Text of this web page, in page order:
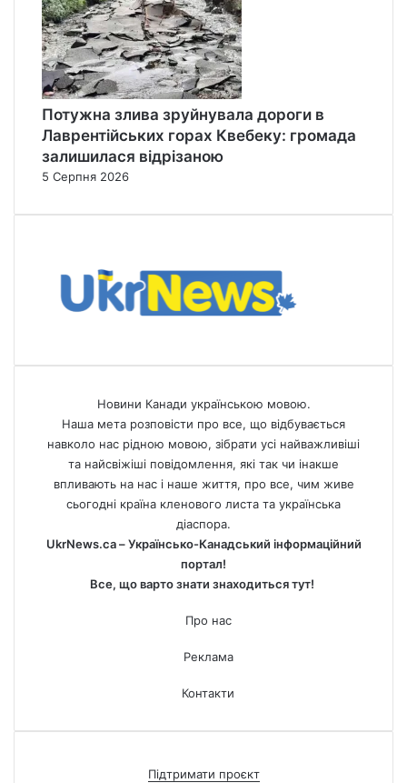
Потужна злива зруйнувала дороги в
Лаврентійських горах Квебеку: громада
залишилася відрізаною
5 Серпня 2026
Новини Канади українською мовою.
Наша мета розповісти про все, що відбувається
навколо нас рідною мовою, зібрати усі найважливіші
та найсвіжіші повідомлення, які так чи інакше
впливають на нас і наше життя, про все, чим живе
сьогодні країна кленового листа та українська
діаспора.
UkrNews.ca – Українсько-Канадський інформаційний
портал!
Все, що варто знати знаходиться тут!
Про нас
Реклама
Контакти
Підтримати проєкт